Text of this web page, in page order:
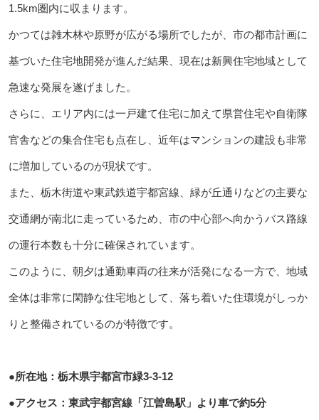
1.5km圏内に収まります。
かつては雑木林や原野が広がる場所でしたが、市の都市計画に
基づいた住宅地開発が進んだ結果、現在は新興住宅地域として
急速な発展を遂げました。
さらに、エリア内には一戸建て住宅に加えて県営住宅や自衛隊
官舎などの集合住宅も点在し、近年はマンションの建設も非常
に増加しているのが現状です。
また、栃木街道や東武鉄道宇都宮線、緑が丘通りなどの主要な
交通網が南北に走っているため、市の中心部へ向かうバス路線
の運行本数も十分に確保されています。
このように、朝夕は通勤車両の往来が活発になる一方で、地域
全体は非常に閑静な住宅地として、落ち着いた住環境がしっか
りと整備されているのが特徴です。
●所在地：栃木県宇都宮市緑3-3-12
●アクセス：東武宇都宮線「江曽島駅」より車で約5分